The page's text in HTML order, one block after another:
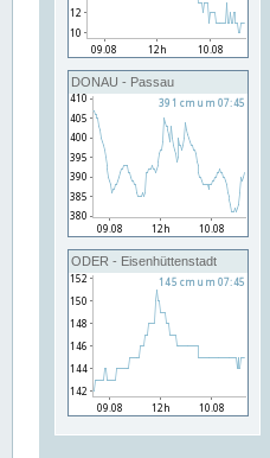
DONAU - Passau
ODER - Eisenhüttenstadt